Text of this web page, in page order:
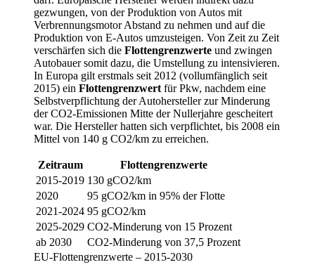
gezwungen, von der Produktion von Autos mit
Verbrennungsmotor Abstand zu nehmen und auf die
Produktion von E-Autos umzusteigen. Von Zeit zu Zeit
verschärfen sich die Flottengrenzwerte und zwingen
Autobauer somit dazu, die Umstellung zu intensivieren.
In Europa gilt erstmals seit 2012 (vollumfänglich seit
2015) ein Flottengrenzwert für Pkw, nachdem eine
Selbstverpflichtung der Autohersteller zur Minderung
der CO2-Emissionen Mitte der Nullerjahre gescheitert
war. Die Hersteller hatten sich verpflichtet, bis 2008 ein
Mittel von 140 g CO2/km zu erreichen.
Zeitraum
Flottengrenzwerte
2015-2019 130 gCO2/km
2020
95 gCO2/km in 95% der Flotte
2021-2024 95 gCO2/km
2025-2029 CO2-Minderung von 15 Prozent
ab 2030
CO2-Minderung von 37,5 Prozent
EU-Flottengrenzwerte – 2015-2030